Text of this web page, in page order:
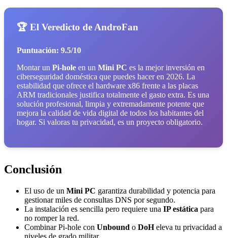
🏆 El Veredicto de AndroFan
Puntuación: 9.5/10
Montar un Pi-hole en un Mini PC es la mejor inversión en
ciberseguridad doméstica que puedes hacer en 2026. La
estabilidad que ofrece el hardware x86 frente a las placas
ARM tradicionales justifica totalmente el gasto extra. Es una
solución profesional, limpia y extremadamente potente que
mejora la calidad de vida digital de todos los habitantes del
hogar. Si valoras tu privacidad, es un proyecto obligatorio.
Conclusión
El uso de un Mini PC garantiza durabilidad y potencia para
gestionar miles de consultas DNS por segundo.
La instalación es sencilla pero requiere una IP estática para
no romper la red.
Combinar Pi-hole con Unbound o DoHeleva tu privacidad a
niveles de grado militar.